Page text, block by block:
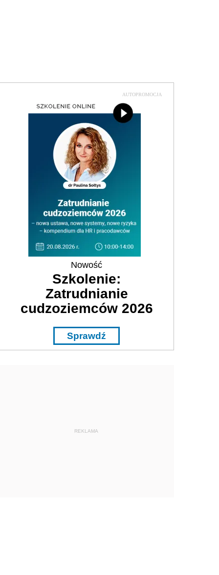
AUTOPROMOCJA
Nowość
Szkolenie:
Zatrudnianie
cudzoziemców 2026
Sprawdź
REKLAMA